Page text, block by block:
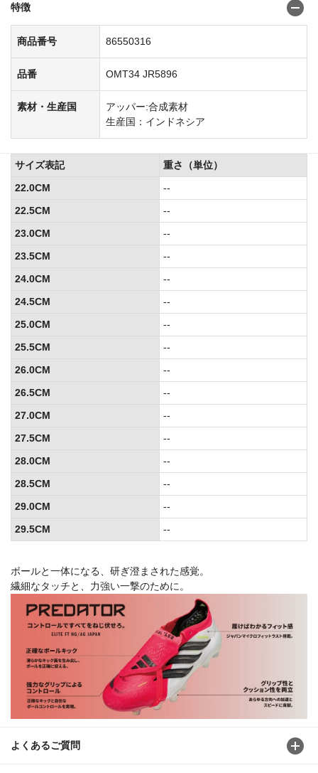
特徴
商品番号 86550316
品番 OMT34 JR5896
素材・生産国
アッパー:合成素材
生産国：インドネシア
ボールと一体になる、研ぎ澄まされた感覚。
繊細なタッチと、力強い一撃のために。
よくあるご質問
サイズ表記
重さ（単位）
22.0CM
--
22.5CM
--
23.0CM
--
23.5CM
--
24.0CM
--
24.5CM
--
25.0CM
--
25.5CM
--
26.0CM
--
26.5CM
--
27.0CM
--
27.5CM
--
28.0CM
--
28.5CM
--
29.0CM
--
29.5CM
--